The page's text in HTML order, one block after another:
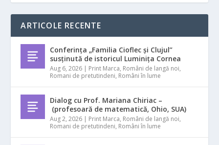
ARTICOLE RECENTE
Conferința „Familia Cioflec și Clujul”
susținută de istoricul Luminița Cornea
Aug 6, 2026 | Print Marca, Români de langă noi,
Romani de pretutindeni, Români în lume
Dialog cu Prof. Mariana Chiriac –
(profesoară de matematică, Ohio, SUA)
Aug 2, 2026 | Print Marca, Români de langă noi,
Romani de pretutindeni, Români în lume